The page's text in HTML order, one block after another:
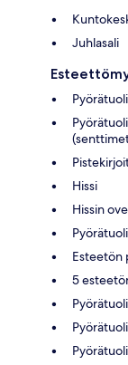
Juhlasali
Hissi
Hissin
Esteetön
5